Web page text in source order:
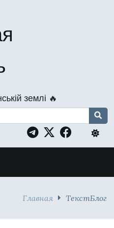
землі 🔥
Главная ТекстБлог